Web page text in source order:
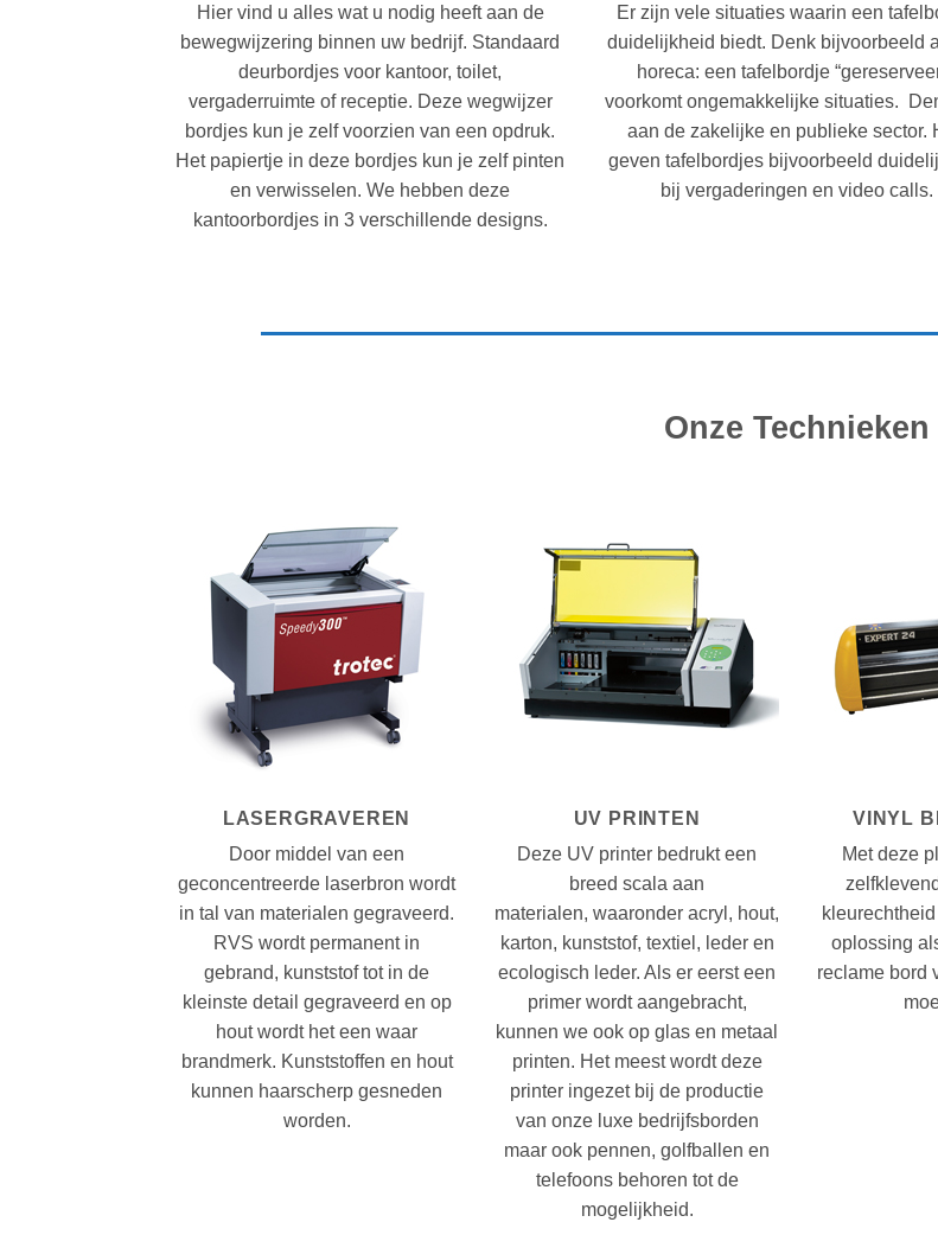
Hier vind u alles wat u nodig heeft aan de
bewegwijzering binnen uw bedrijf. Standaard
deurbordjes voor kantoor, toilet,
vergaderruimte of receptie. Deze wegwijzer
bordjes kun je zelf voorzien van een opdruk.
Het papiertje in deze bordjes kun je zelf pinten
en verwisselen. We hebben deze
kantoorbordjes in 3 verschillende designs.
Er zijn vele situaties waarin een
duidelijkheid biedt. Denk bijvoorbeeld
horeca: een tafelbordje
voorkomt ongemakkelijke situaties.
aan de zakelijke en publieke sector.
geven tafelbordjes bijvoorbeeld
bij vergaderingen en video calls.
Onze Technieken
LASERGRAVEREN
Door middel van een
geconcentreerde laserbron wordt
in tal van materialen gegraveerd.
RVS wordt permanent in
gebrand, kunststof tot in de
kleinste detail gegraveerd en op
hout wordt het een waar
brandmerk. Kunststoffen en hout
kunnen haarscherp gesneden
worden.
UV PRINTEN
Deze UV printer bedrukt een
breed scala aan
materialen, waaronder acryl, hout,
karton, kunststof, textiel, leder en
ecologisch leder. Als er eerst een
primer wordt aangebracht,
kunnen we ook op glas en metaal
printen. Het meest wordt deze
printer ingezet bij de productie
van onze luxe bedrijfsborden
maar ook pennen, golfballen en
telefoons behoren tot de
mogelijkheid.
VINYL
Met deze
oplossing
reclame bord